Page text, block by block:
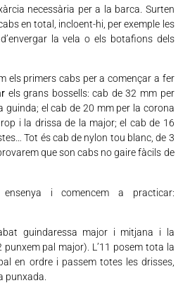
necessària per a la barca. Surten
en total, incloent-hi, per exemple les
la vela o els botafions dels
els primers cabs per a començar a fer
els grans bossells: cab de 32 mm per
guinda; el cab de 20 mm per la corona
i la drissa de la major; el cab de 16
Tot és cab de nylon tou blanc, de 3
que son cabs no gaire fàcils de
i comencem a practicar:
guindaressa major i mitjana i la
pal major). L’11 posem tota la
en ordre i passem totes les drisses,
punxada.